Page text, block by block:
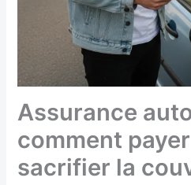
Assurance
comment
sacrifier la